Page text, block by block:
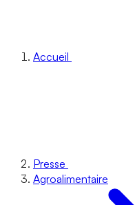
Accueil
Presse
Agroalimentaire